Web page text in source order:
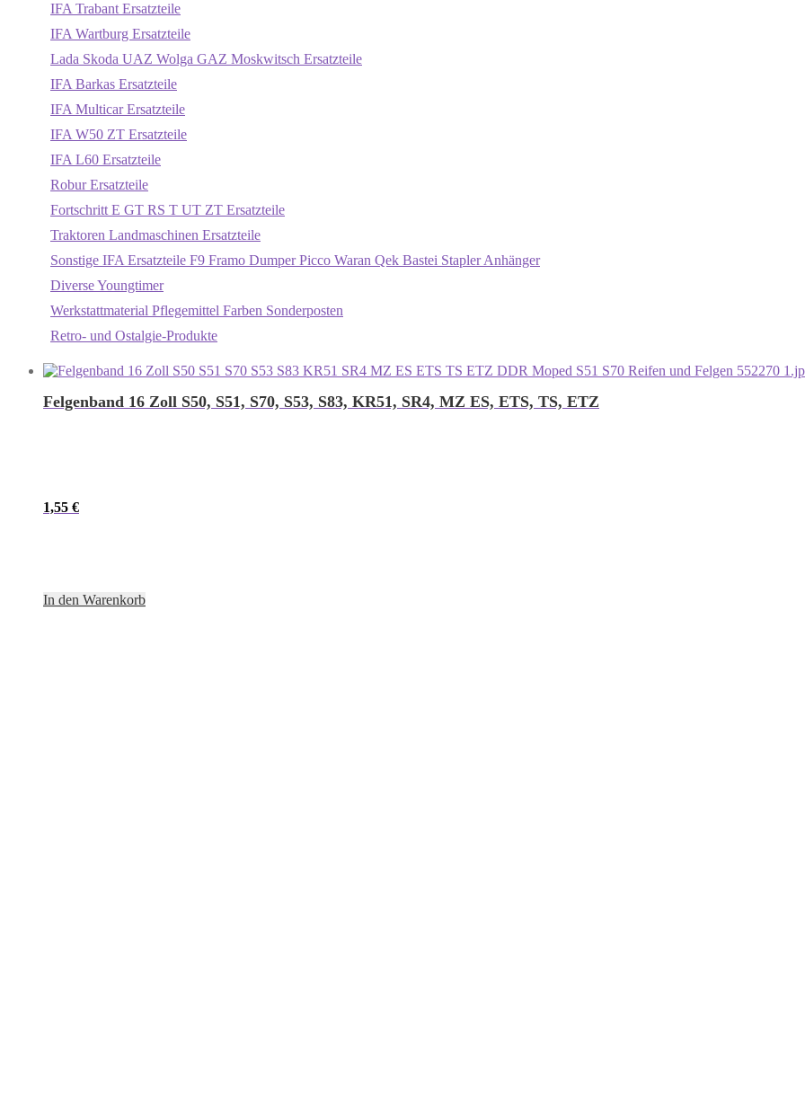
IFA Trabant Ersatzteile
IFA Wartburg Ersatzteile
Lada Skoda UAZ Wolga GAZ Moskwitsch Ersatzteile
IFA Barkas Ersatzteile
IFA Multicar Ersatzteile
IFA W50 ZT Ersatzteile
IFA L60 Ersatzteile
Robur Ersatzteile
Fortschritt E GT RS T UT ZT Ersatzteile
Traktoren Landmaschinen Ersatzteile
Sonstige IFA Ersatzteile F9 Framo Dumper Picco Waran Qek Bastei Stapler Anhänger
Diverse Youngtimer
Werkstattmaterial Pflegemittel Farben Sonderposten
Retro- und Ostalgie-Produkte
Felgenband 16 Zoll S50, S51, S70, S53, S83, KR51, SR4, MZ ES, ETS, TS, ETZ
1,55 €
In den Warenkorb